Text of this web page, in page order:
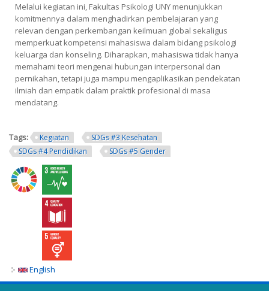
Melalui kegiatan ini, Fakultas Psikologi UNY menunjukkan
komitmennya dalam menghadirkan pembelajaran yang
relevan dengan perkembangan keilmuan global sekaligus
memperkuat kompetensi mahasiswa dalam bidang psikologi
keluarga dan konseling. Diharapkan, mahasiswa tidak hanya
memahami teori mengenai hubungan interpersonal dan
pernikahan, tetapi juga mampu mengaplikasikan pendekatan
ilmiah dan empatik dalam praktik profesional di masa
mendatang.
Tags: Kegiatan
SDGs #3 Kesehatan
SDGs #4 Pendidikan
SDGs #5 Gender
English